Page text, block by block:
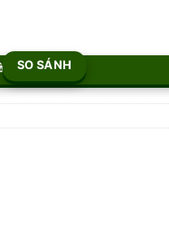
lượng
GIỎ
SO SÁNH